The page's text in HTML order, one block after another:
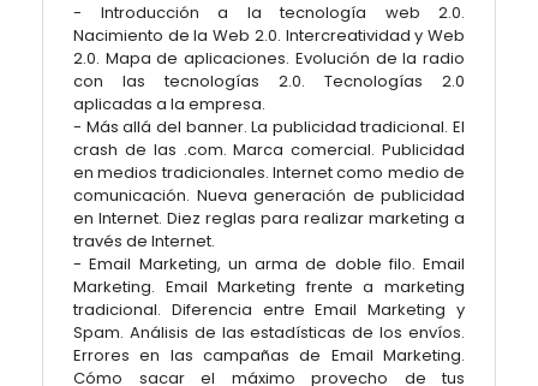
- Introducción a la tecnología web 2.0.
Nacimiento de la Web 2.0. Intercreatividad y Web
2.0. Mapa de aplicaciones. Evolución de la radio
con las tecnologías 2.0. Tecnologías 2.0
aplicadas a la empresa.
- Más allá del banner. La publicidad tradicional. El
crash de las .com. Marca comercial. Publicidad
en medios tradicionales. Internet como medio de
comunicación. Nueva generación de publicidad
en Internet. Diez reglas para realizar marketing a
través de Internet.
- Email Marketing, un arma de doble filo. Email
Marketing. Email Marketing frente a marketing
tradicional. Diferencia entre Email Marketing y
Spam. Análisis de las estadísticas de los envíos.
Errores en las campañas de Email Marketing.
Cómo sacar el máximo provecho de tus